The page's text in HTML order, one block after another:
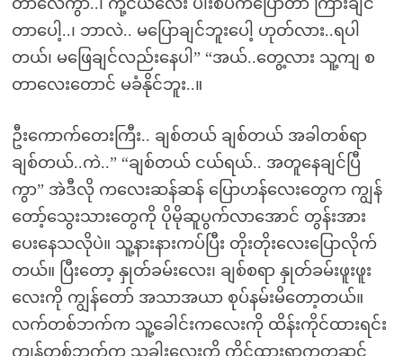
တာလေကွာ..၊ ကို့ငယ်လေး ပါးစပ်ကပြောတာ ကြားချင်
တာပေါ့..၊ ဘာလဲ.. မပြောချင်ဘူးပေါ့ ဟုတ်လား..ရပါ
တယ်၊ မဖြေချင်လည်းနေပါ” “အယ်..တွေ့လား သူ့ကျ စ
တာလေးတောင် မခံနိုင်ဘူး..။
ဦးကောက်တေးကြီး.. ချစ်တယ် ချစ်တယ် အခါတစ်ရာ
ချစ်တယ်..ကဲ..” “ချစ်တယ် ငယ်ရယ်.. အတူနေချင်ပြီ
ကွာ” အဲဒီလို ကလေးဆန်ဆန် ပြောဟန်လေးတွေက ကျွန်
တော့်သွေးသားတွေကို ပိုမိုဆူပွက်လာအောင် တွန်းအား
ပေးနေသလိုပဲ။ သူ့နားနားကပ်ပြီး တိုးတိုးလေးပြောလိုက်
တယ်။ ပြီးတော့ နှုတ်ခမ်းလေး၊ ချစ်စရာ နှုတ်ခမ်းဖူးဖူး
လေးကို ကျွန်တော် အသာအယာ စုပ်နမ်းမိတော့တယ်။
လက်တစ်ဘက်က သူ့ခေါင်းကလေးကို ထိန်းကိုင်ထားရင်း
ကျန်တစ်ဘက်က သူ့ခါးလေးကို ကိုင်ထားရာကတဆင့်